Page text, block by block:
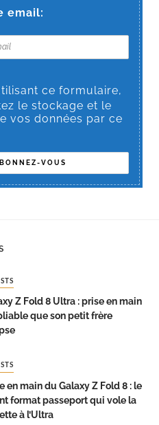
email:
ce formulaire,
le stockage et le
vos données par ce
Z Fold 8 Ultra : prise en main
que son petit frère
en main du Galaxy Z Fold 8 : le
format passeport qui vole la
à l’Ultra